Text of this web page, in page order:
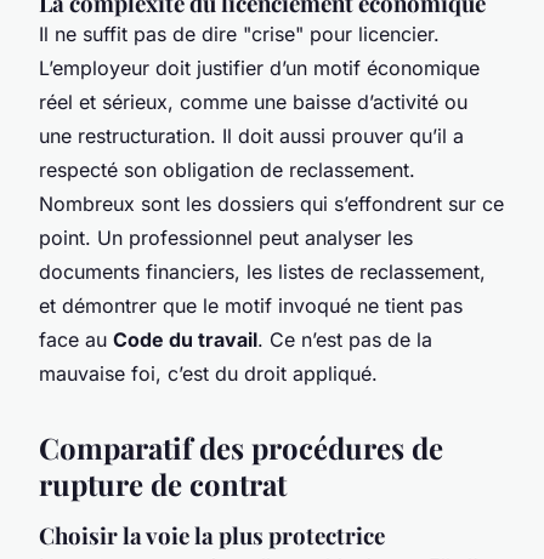
Il ne suffit pas de dire "crise" pour licencier.
L’employeur doit justifier d’un motif économique
réel et sérieux, comme une baisse d’activité ou
une restructuration. Il doit aussi prouver qu’il a
respecté son obligation de reclassement.
Nombreux sont les dossiers qui s’effondrent sur ce
point. Un professionnel peut analyser les
documents financiers, les listes de reclassement,
et démontrer que le motif invoqué ne tient pas
face au Code du travail. Ce n’est pas de la
mauvaise foi, c’est du droit appliqué.
Comparatif des procédures de
rupture de contrat
Choisir la voie la plus protectrice